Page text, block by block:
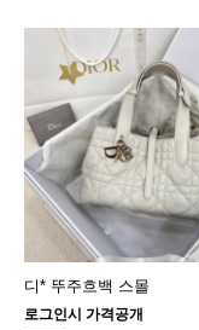
디* 뚜주흐백 스몰
로그인시 가격공개